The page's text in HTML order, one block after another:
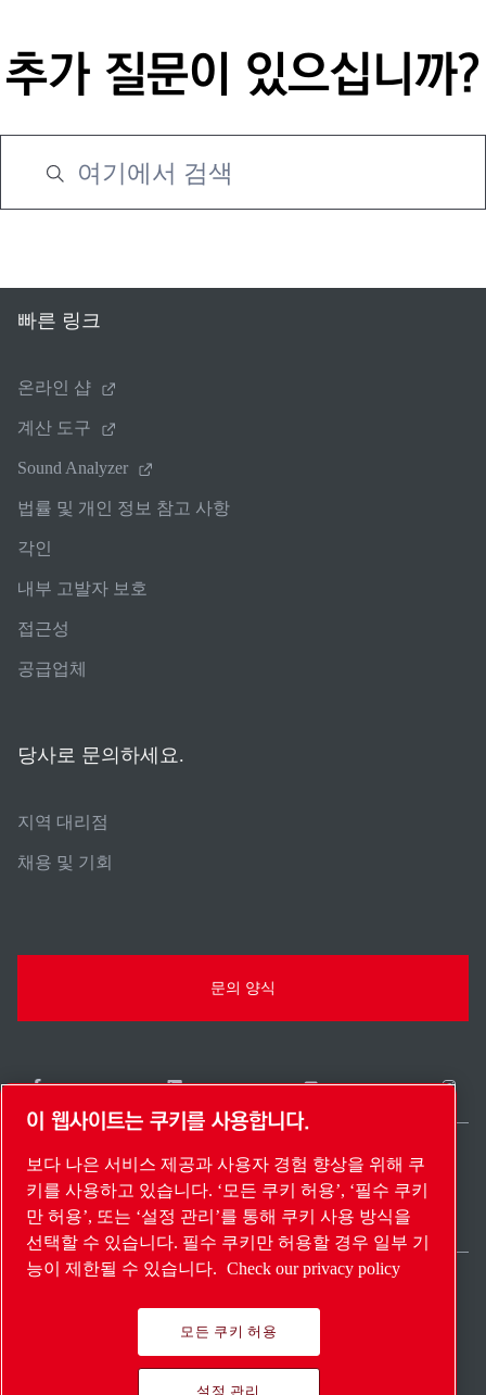
추가 질문이 있으십니까?
빠른 링크
온라인 샵
계산 도구
Sound Analyzer
법률 및 개인 정보 참고 사항
각인
내부 고발자 보호
접근성
공급업체
당사로 문의하세요.
지역 대리점
채용 및 기회
문의 양식
사이트 맵설정 관리© 2026 저작권.
South Korea / KO
Pioneering products.
이 웹사이트는 쿠키를 사용합니다.
보다 나은 서비스 제공과 사용자 경험 향상을 위해 쿠
키를 사용하고 있습니다. ‘모든 쿠키 허용’, ‘필수 쿠키
만 허용’, 또는 ‘설정 관리’를 통해 쿠키 사용 방식을
선택할 수 있습니다. 필수 쿠키만 허용할 경우 일부 기
능이 제한될 수 있습니다. Check our privacy policy
모든 쿠키 허용
설정 관리